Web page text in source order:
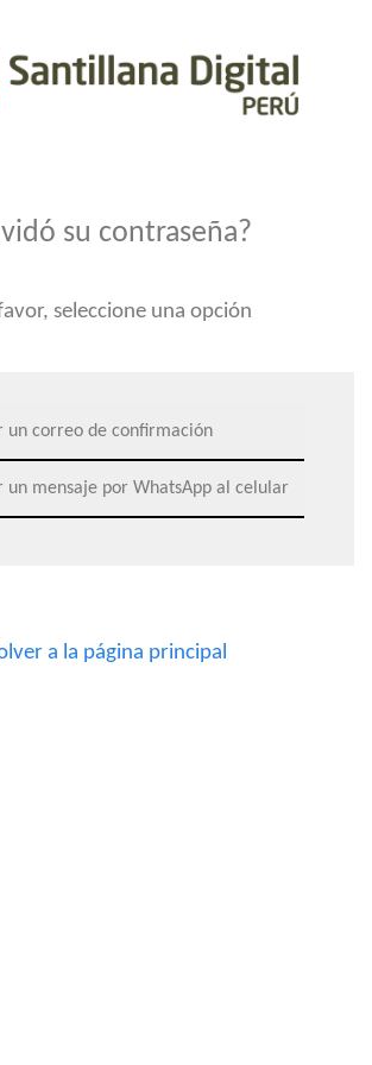
su contraseña?
seleccione una opción
un correo de confirmación
un mensaje por WhatsApp al celular
a la página principal